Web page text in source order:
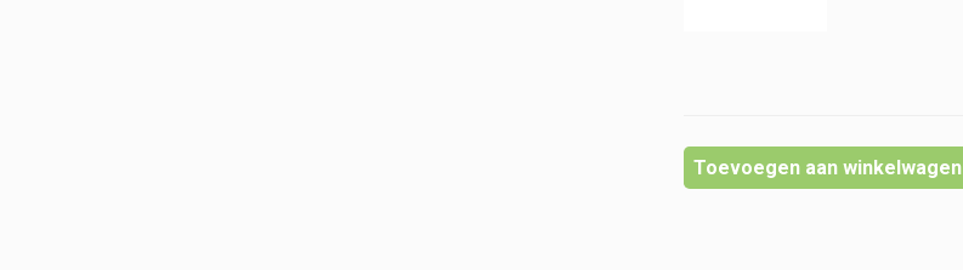
Toevoegen aan winkelwagen